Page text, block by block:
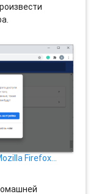
Firefox…